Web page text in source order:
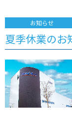
夏季休業のお
お知らせ